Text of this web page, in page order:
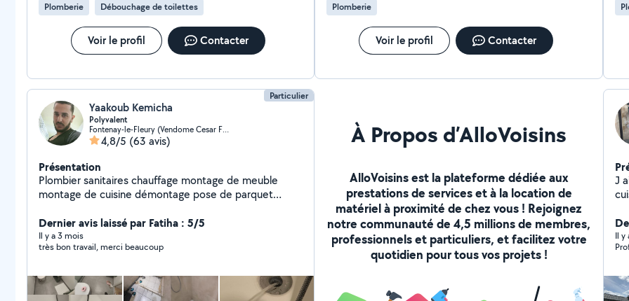
Plomberie Débouchage de toilettes
Voir le profil Contacter
Plomberie
Voir le profil Contacter
Particulier
Yaakoub Kemicha
Polyvalent
Fontenay-le-Fleury (Vendome Cesar Franck)
4,8/5 (63 avis)
Présentation
Plombier sanitaires chauffage montage de meuble
montage de cuisine démontage pose de parquet
Dernier avis laissé par Fatiha : 5/5
Il y a 3 mois
très bon travail, merci beaucoup
À Propos d’AlloVoisins
AlloVoisins est la plateforme dédiée aux
prestations de services et à la location de
matériel à proximité de chez vous ! Rejoignez
notre communauté de 4,5 millions de membres,
professionnels et particuliers, et facilitez votre
quotidien pour tous vos projets !
J ai
Il y